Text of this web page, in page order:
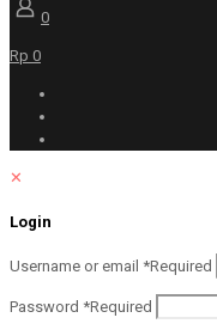
0
Rp 0
✕
Login
Username or email *Required
Password *Required